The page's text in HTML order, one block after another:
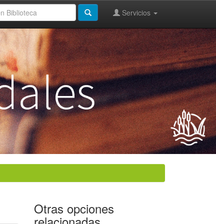
Servicios
Otras opciones